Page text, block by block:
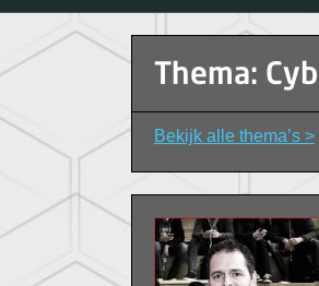
Thema:
Bekijk alle thema’s >